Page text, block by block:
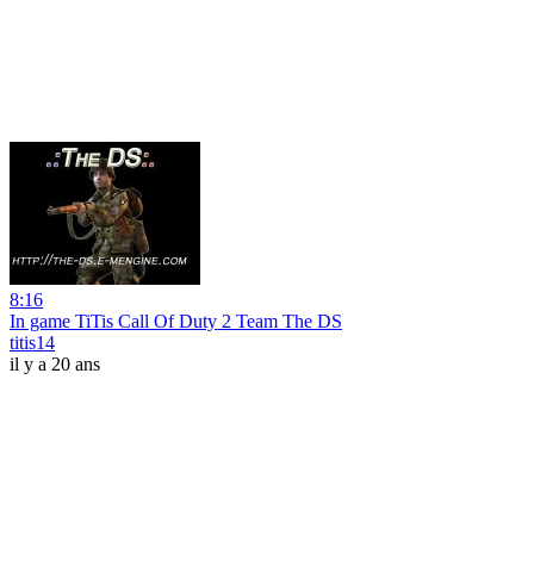
8:16
In game TiTis Call Of Duty 2 Team The DS
titis14
il y a 20 ans